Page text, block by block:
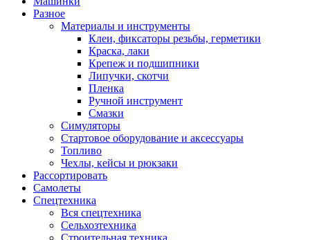
Разное
Материалы и инструменты
Клеи, фиксаторы резьбы, герметики
Краска, лаки
Крепеж и подшипники
Липучки, скотчи
Пленка
Ручной инструмент
Смазки
Симуляторы
Стартовое оборудование и аксессуары
Топливо
Чехлы, кейсы и рюкзаки
Рассортировать
Самолеты
Спецтехника
Вся спецтехника
Сельхозтехника
Строительная техника